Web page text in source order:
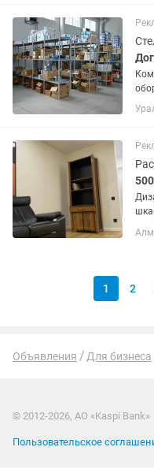
Для
1 2
Объявления Для бизнеса
© 2012-2026, АО «Kaspi Bank»
Пользовательское